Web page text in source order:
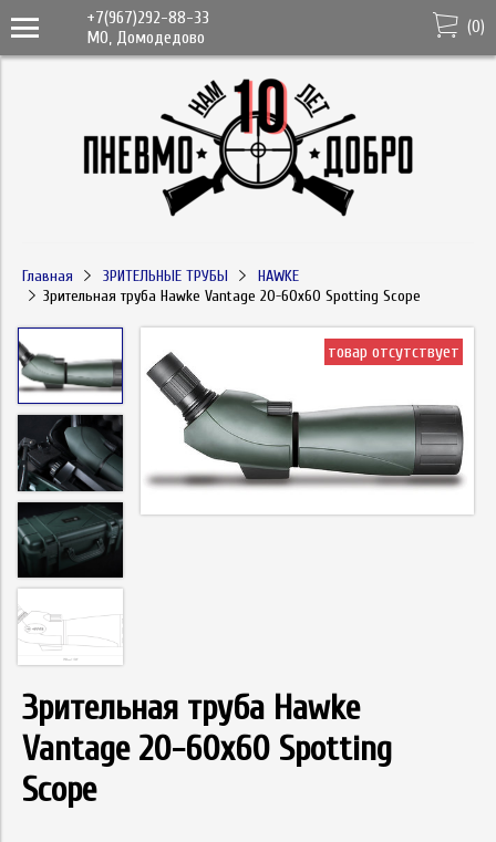
+7(967)292-88-33
МО, Домодедово
(0)
Главная ЗРИТЕЛЬНЫЕ ТРУБЫ
HAWKE
Зрительная труба Hawke Vantage 20-60x60 Spotting Scope
товар отсутствует
Зрительная труба Hawke
Vantage 20-60x60 Spotting
Scope